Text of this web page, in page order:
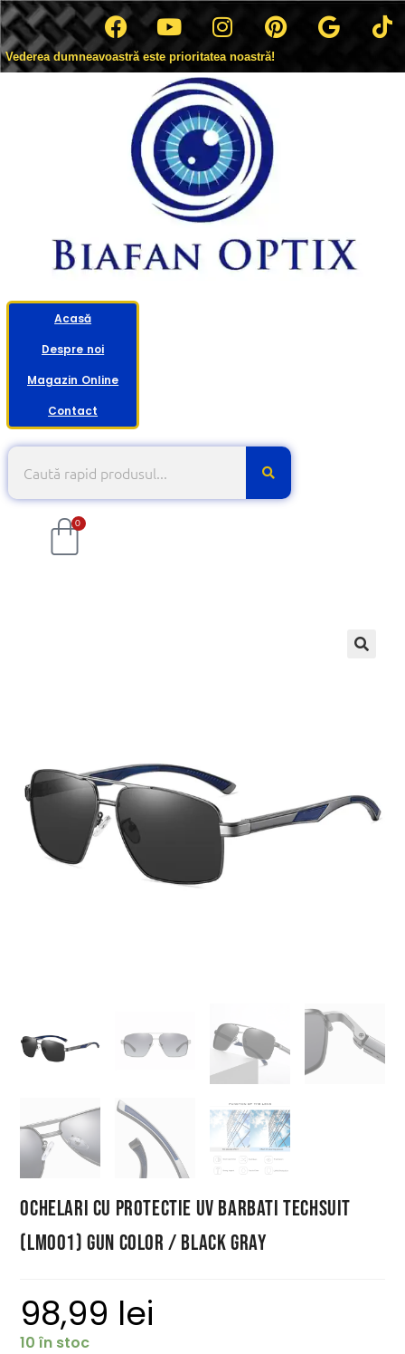
Vederea dumneavoastră este prioritatea noastră!
Acasă
Despre noi
Magazin Online
Contact
0
Ochelari cu Protectie UV Barbati Techsuit
(LM001) Gun Color / Black Gray
98,99 lei
10 în stoc